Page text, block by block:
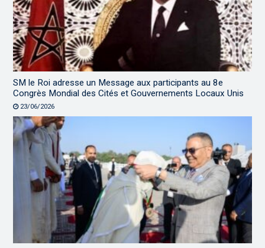
SM le Roi adresse un Message aux participants au 8e
Congrès Mondial des Cités et Gouvernements Locaux Unis
23/06/2026